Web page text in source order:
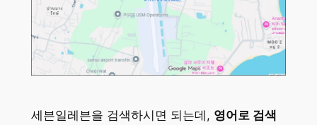
세븐일레븐을 검색하시면 되는데, 영어로 검색